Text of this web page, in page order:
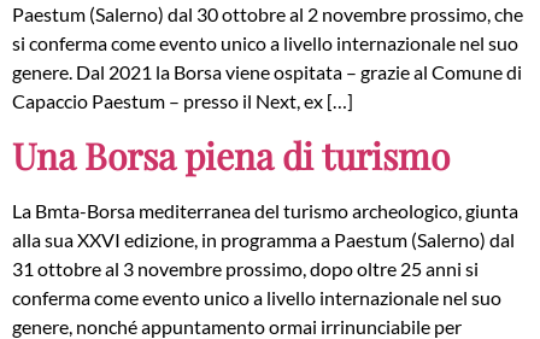
Paestum (Salerno) dal 30 ottobre al 2 novembre prossimo, che
si conferma come evento unico a livello internazionale nel suo
genere. Dal 2021 la Borsa viene ospitata – grazie al Comune di
Capaccio Paestum – presso il Next, ex […]
Una Borsa piena di turismo
La Bmta-Borsa mediterranea del turismo archeologico, giunta
alla sua XXVI edizione, in programma a Paestum (Salerno) dal
31 ottobre al 3 novembre prossimo, dopo oltre 25 anni si
conferma come evento unico a livello internazionale nel suo
genere, nonché appuntamento ormai irrinunciabile per